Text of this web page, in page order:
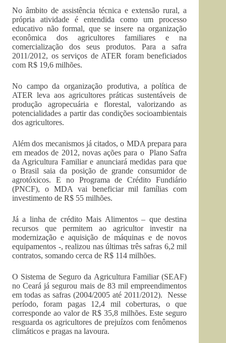
No âmbito de assistência técnica e extensão rural, a
própria atividade é entendida como um processo
educativo não formal, que se insere na organização
econômica dos agricultores familiares e na
comercialização dos seus produtos. Para a safra
2011/2012, os serviços de ATER foram beneficiados
com R$ 19,6 milhões.
No campo da organização produtiva, a política de
ATER leva aos agricultores práticas sustentáveis de
produção agropecuária e florestal, valorizando as
potencialidades a partir das condições socioambientais
dos agricultores.
Além dos mecanismos já citados, o MDA prepara para
em meados de 2012, novas ações para o Plano Safra
da Agricultura Familiar e anunciará medidas para que
o Brasil saia da posição de grande consumidor de
agrotóxicos. E no Programa de Crédito Fundiário
(PNCF), o MDA vai beneficiar mil famílias com
investimento de R$ 55 milhões.
Já a linha de crédito Mais Alimentos – que destina
recursos que permitem ao agricultor investir na
modernização e aquisição de máquinas e de novos
equipamentos -, realizou nas últimas três safras 6,2 mil
contratos, somando cerca de R$ 114 milhões.
O Sistema de Seguro da Agricultura Familiar (SEAF)
no Ceará já segurou mais de 83 mil empreendimentos
em todas as safras (2004/2005 até 2011/2012). Nesse
período, foram pagas 12,4 mil coberturas, o que
corresponde ao valor de R$ 35,8 milhões. Este seguro
resguarda os agricultores de prejuízos com fenômenos
climáticos e pragas na lavoura.